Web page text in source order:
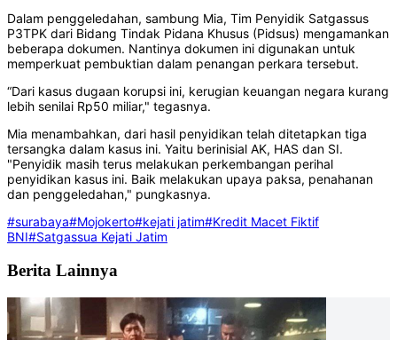
Dalam penggeledahan, sambung Mia, Tim Penyidik Satgassus
P3TPK dari Bidang Tindak Pidana Khusus (Pidsus) mengamankan
beberapa dokumen. Nantinya dokumen ini digunakan untuk
memperkuat pembuktian dalam penangan perkara tersebut.
“Dari kasus dugaan korupsi ini, kerugian keuangan negara kurang
lebih senilai Rp50 miliar," tegasnya.
Mia menambahkan, dari hasil penyidikan telah ditetapkan tiga
tersangka dalam kasus ini. Yaitu berinisial AK, HAS dan SI.
"Penyidik masih terus melakukan perkembangan perihal
penyidikan kasus ini. Baik melakukan upaya paksa, penahanan
dan penggeledahan," pungkasnya.
#surabaya#Mojokerto#kejati jatim#Kredit Macet Fiktif
BNI#Satgassua Kejati Jatim
Berita Lainnya